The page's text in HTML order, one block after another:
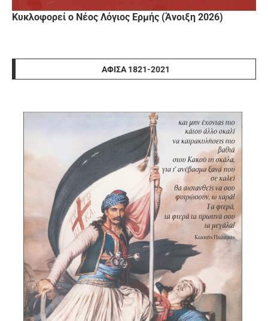
Κυκλοφορεί ο Νέος Λόγιος Ερμής (Άνοιξη 2026)
ΑΦΊΣΑ 1821-2021